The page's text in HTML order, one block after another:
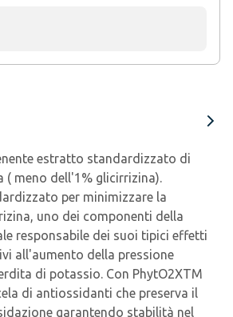
estratto standardizzato di
( meno dell'1% glicirrizina).
per minimizzare la
uno dei componenti della
responsabile dei suoi tipici effetti
all'aumento della pressione
di potassio. Con PhytO2XTM
di antiossidanti che preserva il
garantendo stabilità nel